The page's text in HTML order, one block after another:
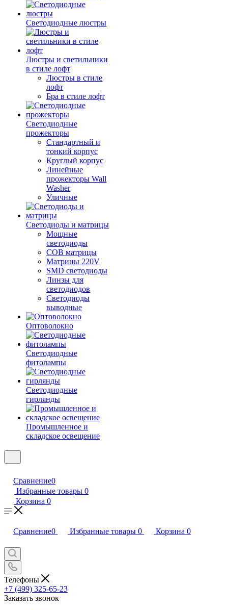
Светодиодные люстры
Люстры и светильники
в стиле лофт
Люстры в стиле
лофт
Бра в стиле лофт
Светодиодные
прожекторы
Стандартный и
тонкий корпус
Круглый корпус
Линейные
прожекторы Wall
Washer
Уличные
Светодиоды и матрицы
Мощные
светодиоды
COB матрицы
Матрицы 220V
SMD светодиоды
Линзы для
светодиодов
Светодиоды
выводные
Оптоволокно
Светодиодные
фитолампы
Светодиодные
гирлянды
Промышленное и
складское освещение
Сравнение0
Избранные товары 0
Корзина 0
Сравнение0 Избранные товары 0 Корзина 0
Телефоны
+7 (499) 325-65-23
Заказать звонок